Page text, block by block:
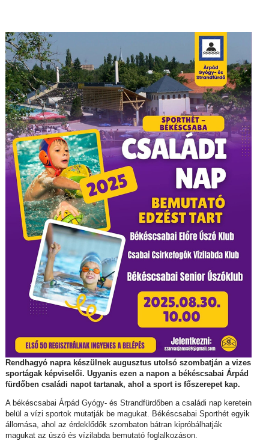
Rendhagyó napra készülnek augusztus utolsó szombatján a vizes
sportágak képviselői. Ugyanis ezen a napon a békéscsabai Árpád
fürdőben családi napot tartanak, ahol a sport is főszerepet kap.
A békéscsabai Árpád Gyógy- és Strandfürdőben a családi nap keretein
belül a vízi sportok mutatják be magukat. Békéscsabai Sporthét egyik
állomása, ahol az érdeklődők szombaton bátran kipróbálhatják
magukat az úszó és vízilabda bemutató foglalkozáson.